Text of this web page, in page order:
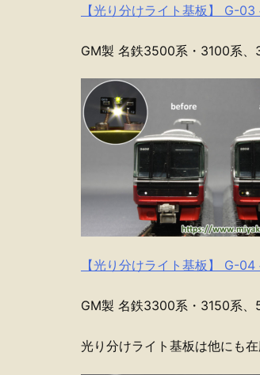
【光り分けライト基板】 G-
GM製 名鉄3500系・3100系
【光り分けライト基板】 G-
GM製 名鉄3300系・3150系、
光り分けライト基板は他にも在